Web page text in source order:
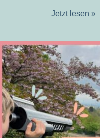
Jetzt lesen »